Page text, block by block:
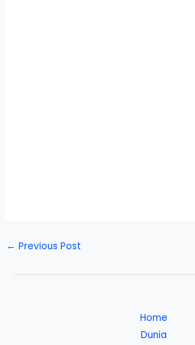
← Previous Post
Home
Dunia